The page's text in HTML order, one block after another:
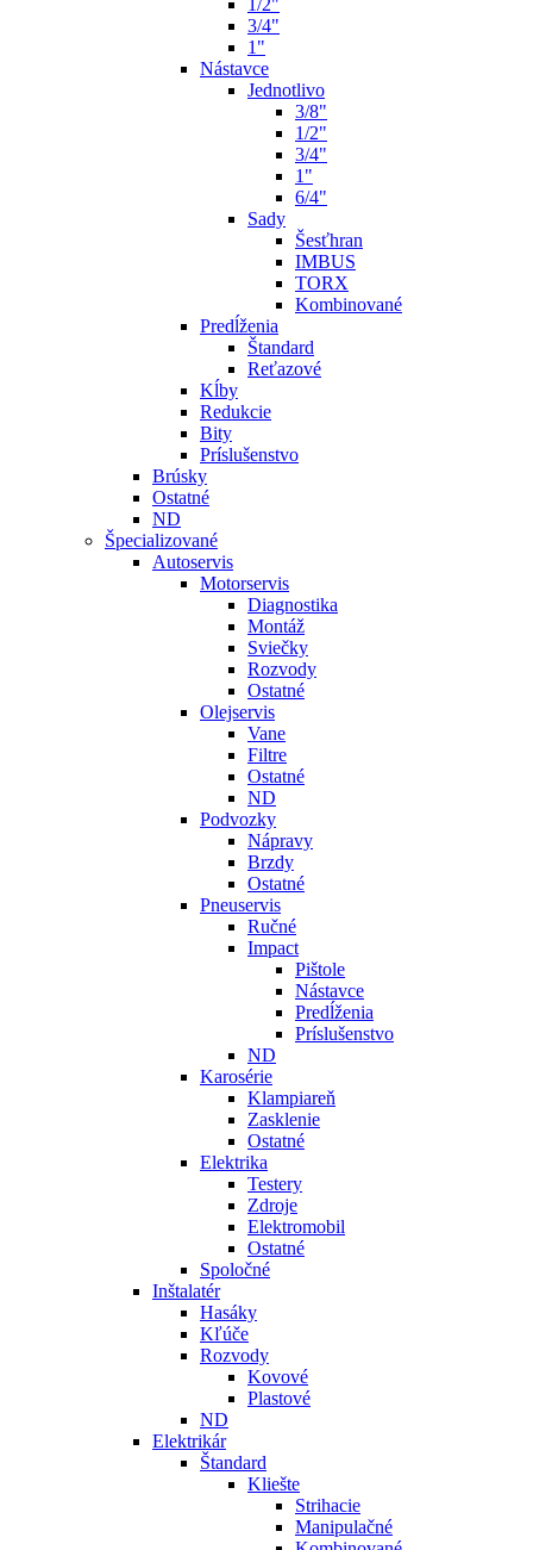
1/2"
3/4"
1"
Nástavce
Jednotlivo
3/8"
1/2"
3/4"
1"
6/4"
Sady
Šesťhran
IMBUS
TORX
Kombinované
Predĺženia
Štandard
Reťazové
Kĺby
Redukcie
Bity
Príslušenstvo
Brúsky
Ostatné
ND
Špecializované
Autoservis
Motorservis
Diagnostika
Montáž
Sviečky
Rozvody
Ostatné
Olejservis
Vane
Filtre
Ostatné
ND
Podvozky
Nápravy
Brzdy
Ostatné
Pneuservis
Ručné
Impact
Pištole
Nástavce
Predĺženia
Príslušenstvo
ND
Karosérie
Klampiareň
Zasklenie
Ostatné
Elektrika
Testery
Zdroje
Elektromobil
Ostatné
Spoločné
Inštalatér
Hasáky
Kľúče
Rozvody
Kovové
Plastové
ND
Elektrikár
Štandard
Kliešte
Strihacie
Manipulačné